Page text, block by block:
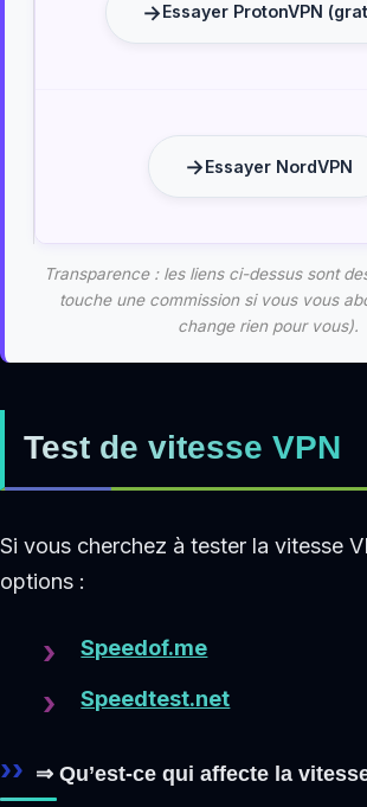
Essayer ProtonVPN
Essayer NordVPN
Transparence : les liens ci-dessus sont
touche une commission si vous vous
change rien pour vous).
Test de vitesse VPN
Si vous cherchez à tester la vitesse
options :
Speedof.me
Speedtest.net
⇒ Qu’est-ce qui affecte la